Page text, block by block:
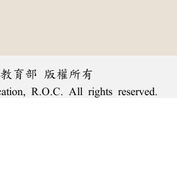
育部 版權所有
R.O.C. All rights reserved.